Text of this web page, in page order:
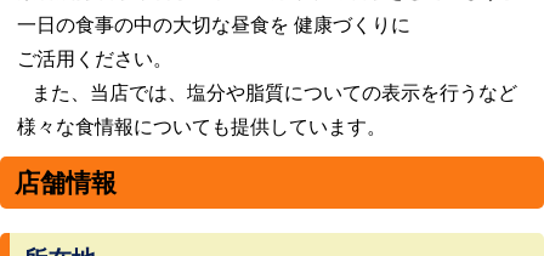
一日の食事の中の大切な昼食を 健康づくりに
ご活用ください。
また、当店では、塩分や脂質についての表示を行うなど
様々な食情報についても提供しています。
店舗情報